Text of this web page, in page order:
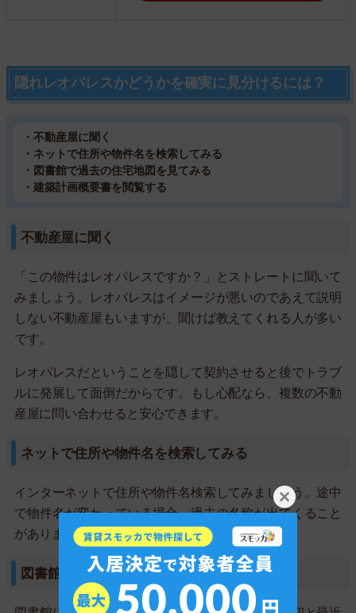
隠れレオパレスかどうかを確実に見分けるには？
・不動産屋に聞く
・ネットで住所や物件名を検索してみる
・図書館で過去の住宅地図を見てみる
・建築計画概要書を閲覧する
不動産屋に聞く
「この物件はレオパレスですか？」とストレートに聞いて
みましょう。レオパレスはイメージが悪いのであえて説明
しない不動産屋もいますが、聞けば教えてくれる人が多い
です。
レオパレスだということを隠して契約させると後でトラブ
ルに発展して面倒だからです。もし心配なら、複数の不動
産屋に問い合わせると安心できます。
ネットで住所や物件名を検索してみる
インターネットで住所や物件名検索してみましょう。途中
で物件名が変わっている場合、過去の名称が出てくること
があります。
図書館で過去の住宅地図を見てみる